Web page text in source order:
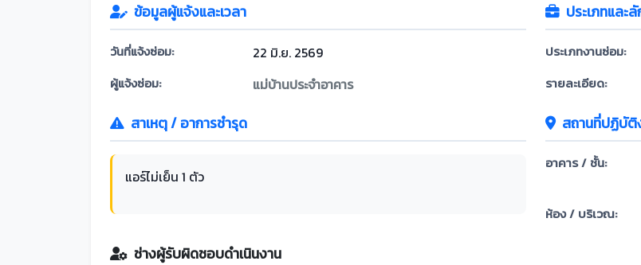
ข้อมูลผู้แจ้งและเวลา
วันที่แจ้งซ่อม: 22 มิ.ย. 2569
ผู้แจ้งซ่อม: แม่บ้านประจำอาคาร
ประเภทและ
ประเภทงานซ่อม:
รายละเอียด:
สาเหตุ / อาการชำรุด
แอร์ไม่เย็น 1 ตัว
สถานที่ปฏิบัติ
อาคาร / ชั้น:
ห้อง / บริเวณ:
ช่างผู้รับผิดชอบดำเนินงาน